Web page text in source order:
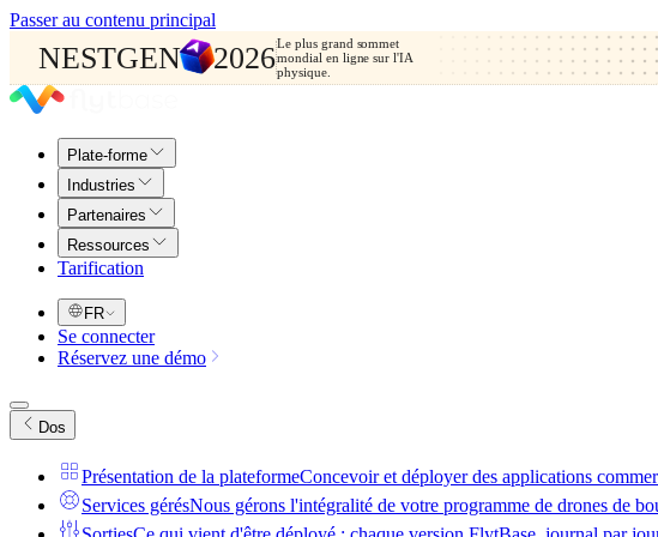
Passer au contenu principal
NESTGEN 2026Le plus grand sommet
mondial en ligne sur l'IA
physique.
Plate-forme
Industries
Partenaires
Ressources
Tarification
FR
Se connecter
Réservez une démo
Dos
Présentation de la plateformeConcevoir et déployer des applications
Services gérésNous gérons l'intégralité de votre programme de drones de